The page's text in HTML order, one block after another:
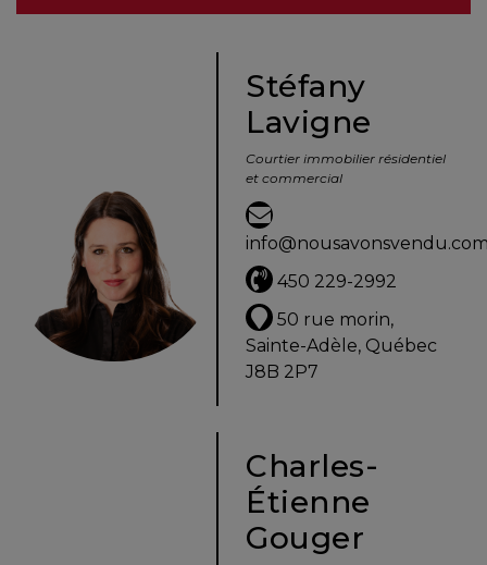
Évaluation
Avec
un
Stéfany
Lavigne
Courtier immobilier résidentiel
et commercial
450 229-2992
50 rue morin,
Sainte-Adèle, Québec
J8B 2P7
Charles-
Étienne
Gouger